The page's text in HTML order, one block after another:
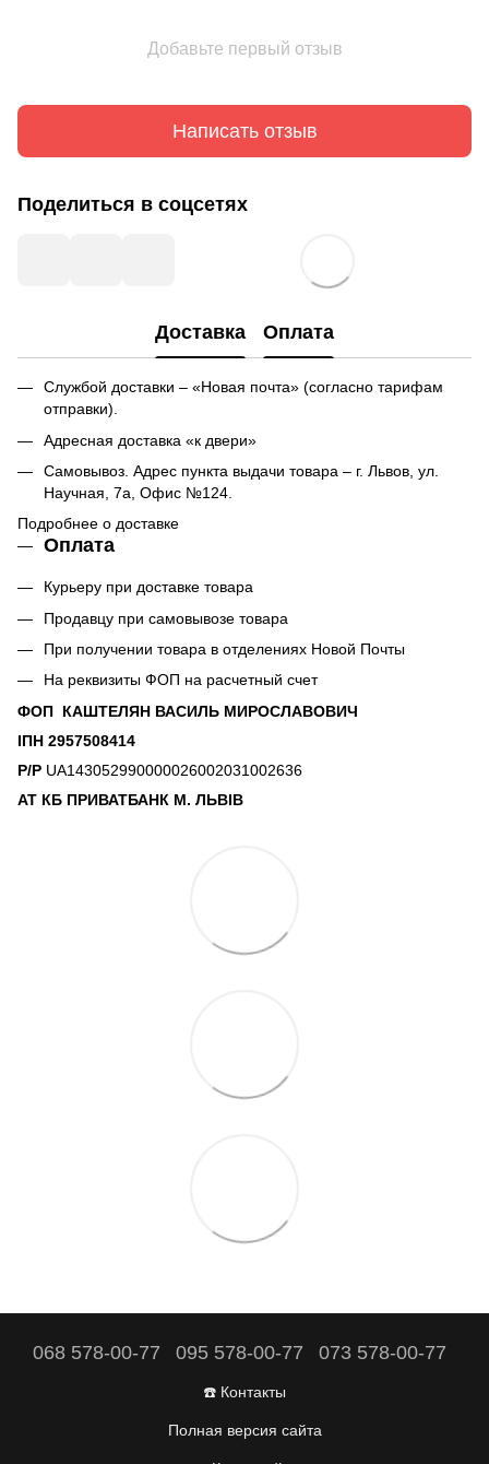
Добавьте первый отзыв
Написать отзыв
Поделиться в соцсетях
Доставка Оплата
Службой доставки – «Новая почта» (согласно тарифам
отправки).
Адресная доставка «к двери»
Самовывоз. Адрес пункта выдачи товара – г. Львов, ул.
Научная, 7а, Офис №124.
Подробнее о доставке
Оплата
Курьеру при доставке товара
Продавцу при самовывозе товара
При получении товара в отделениях Новой Почты
На реквизиты ФОП на расчетный счет
ФОП КАШТЕЛЯН ВАСИЛЬ МИРОСЛАВОВИЧ
ІПН 2957508414
Р/Р UA143052990000026002031002636
АТ КБ ПРИВАТБАНК М. ЛЬВІВ
068 578-00-77 095 578-00-77 073 578-00-77
☎️ Контакты
Полная версия сайта